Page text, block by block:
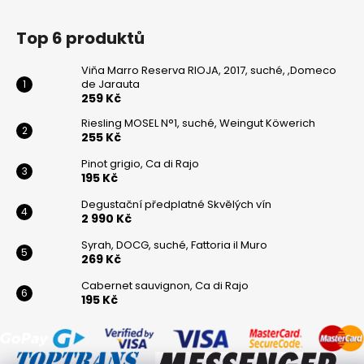
Top 6 produktů
Viňa Marro Reserva RIOJA, 2017, suché, ,Domeco
de Jarauta
259 Kč
Riesling MOSEL N°1, suché, Weingut Köwerich
255 Kč
Pinot grigio, Ca di Rajo
195 Kč
Degustační předplatné Skvělých vín
2 990 Kč
Syrah, DOCG, suché, Fattoria il Muro
269 Kč
Cabernet sauvignon, Ca di Rajo
195 Kč